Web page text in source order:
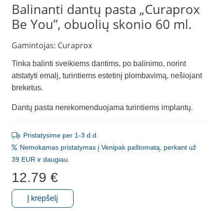
Balinanti dantų pasta „Curaprox
Be You”, obuolių skonio 60 ml.
Gamintojas: Curaprox
Tinka balinti sveikiems dantims, po balinimo, norint
atstatyti emalį, turintiems estetinį plombavimą, nešiojant
breketus.
Dantų pasta nerekomenduojama turintiems implantų.
Pristatysime per 1-3 d.d.
Nemokamas pristatymas į Venipak paštomatą, perkant už
39 EUR ir daugiau.
12.79 €
produkto
Į krepšelį